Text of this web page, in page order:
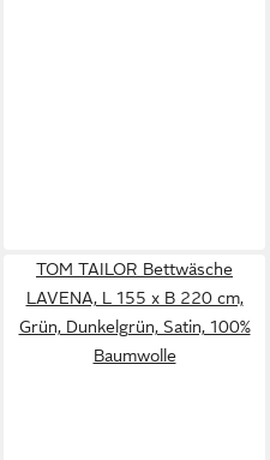
TOM TAILOR Bettwäsche
LAVENA, L 155 x B 220 cm,
Grün, Dunkelgrün, Satin, 100%
Baumwolle